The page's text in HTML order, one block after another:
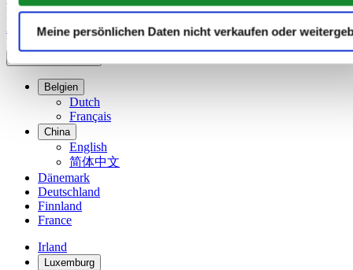
Meine persönlichen Daten nicht verkaufen oder
Information
Anmelden
Land/Region auswählen
Belgien
Dutch
Français
China
English
简体中文
Dänemark
Deutschland
Finnland
France
Irland
Luxemburg